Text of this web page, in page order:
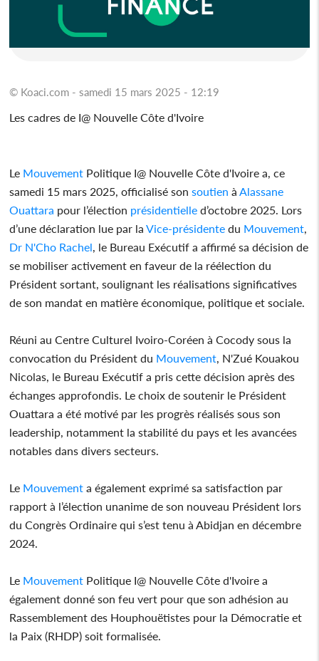
© Koaci.com - samedi 15 mars 2025 - 12:19
Les cadres de I@ Nouvelle Côte d'Ivoire
Le Mouvement Politique I@ Nouvelle Côte d'Ivoire a, ce
samedi 15 mars 2025, officialisé son soutien à Alassane
Ouattara pour l’élection présidentielle d’octobre 2025. Lors
d’une déclaration lue par la Vice-présidente du Mouvement
Dr N'Cho Rachel , le Bureau Exécutif a affirmé sa décision de
se mobiliser activement en faveur de la réélection du
Président sortant, soulignant les réalisations significatives
de son mandat en matière économique, politique et sociale.
Réuni au Centre Culturel Ivoiro-Coréen à Cocody sous la
convocation du Président du Mouvement , N'Zué Kouakou
Nicolas, le Bureau Exécutif a pris cette décision après des
échanges approfondis. Le choix de soutenir le Président
Ouattara a été motivé par les progrès réalisés sous son
leadership, notamment la stabilité du pays et les avancées
notables dans divers secteurs.
Le Mouvement a également exprimé sa satisfaction par
rapport à l’élection unanime de son nouveau Président lors
du Congrès Ordinaire qui s’est tenu à Abidjan en décembre
2024.
Le Mouvement Politique I@ Nouvelle Côte d'Ivoire a
également donné son feu vert pour que son adhésion au
Rassemblement des Houphouëtistes pour la Démocratie et
la Paix (RHDP) soit formalisée.